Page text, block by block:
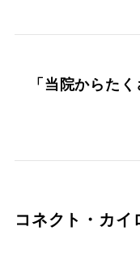
「当院からた
コネクト・カイ